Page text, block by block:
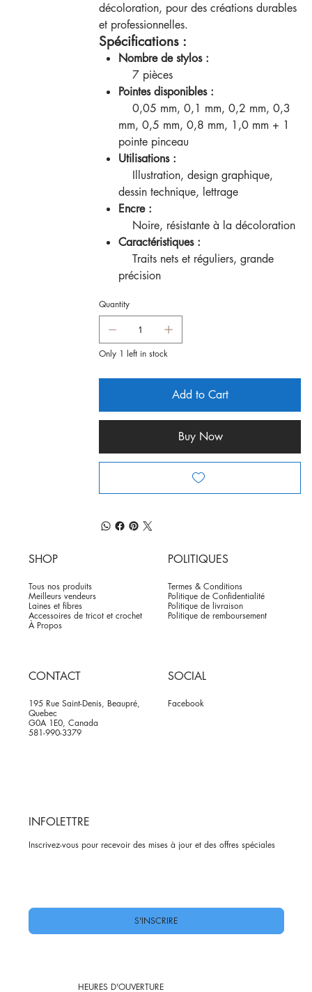
décoloration, pour des créations durables
et professionnelles.
Spécifications :
Nombre de stylos :
7 pièces
Pointes disponibles :
0,05 mm, 0,1 mm, 0,2 mm, 0,3
mm, 0,5 mm, 0,8 mm, 1,0 mm + 1
pointe pinceau
Utilisations :
Illustration, design graphique,
dessin technique, lettrage
Encre :
Noire, résistante à la décoloration
Caractéristiques :
Traits nets et réguliers, grande
précision
Quantity
Only 1 left in stock
Add to Cart
Buy Now
SHOP
Tous nos produits
Meilleurs vendeurs
Laines et fibres
Accessoires de tricot et crochet
À Propos
POLITIQUES
Termes & Conditions
Politique de Confidentialité
Politique de livraison
Politique de remboursement
CONTACT
195 Rue Saint-Denis, Beaupré,
Quebec
G0A 1E0, Canada
581-990-3379
SOCIAL
Facebook
INFOLETTRE
Inscrivez-vous pour recevoir des mises à jour et des offres spéciales
S'INSCRIRE
HEURES D'OUVERTURE